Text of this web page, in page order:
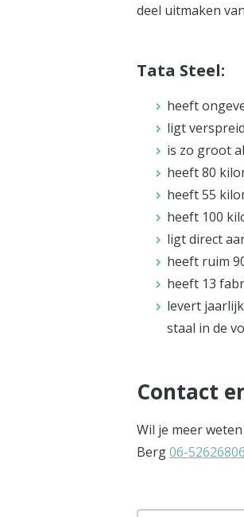
deel uitmaken
Tata Steel:
heeft
ligt
is zo groot
heeft 80
heeft 55
heeft 100
ligt direct
heeft ruim
heeft 13
levert
staal in de
Contact
Wil je meer
Berg06-52626806